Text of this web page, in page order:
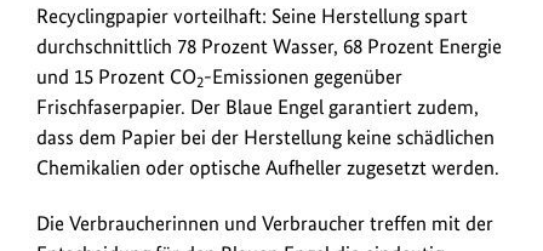
Recyclingpapier vorteilhaft: Seine Herstellung spart
durchschnittlich 78 Prozent Wasser, 68 Prozent Energie
und 15 Prozent CO2-Emissionen gegenüber
Frischfaserpapier. Der Blaue Engel garantiert zudem,
dass dem Papier bei der Herstellung keine schädlichen
Chemikalien oder optische Aufheller zugesetzt werden.
Die Verbraucherinnen und Verbraucher treffen mit der